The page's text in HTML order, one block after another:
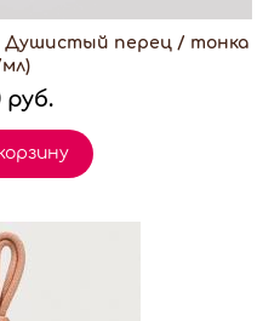
Душистый перец / тонка
руб.